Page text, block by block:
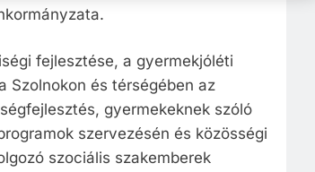
fejlesztése, a gyermekjóléti
Szolnokon és térségében az
gyermekeknek szóló
szervezésén és közösségi
szociális szakemberek